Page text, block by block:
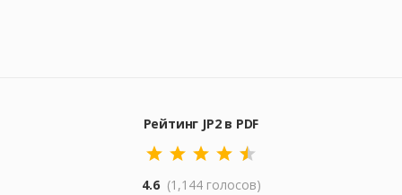
Рейтинг JP2 в PDF
4.6 (1,144 голосов)